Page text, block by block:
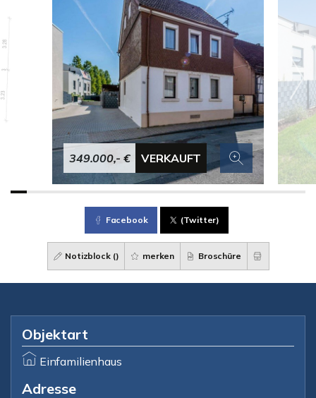
349.000,- € VERKAUFT
Facebook (Twitter)
Notizblock () merken Broschüre
Objektart
Einfamilienhaus
Adresse